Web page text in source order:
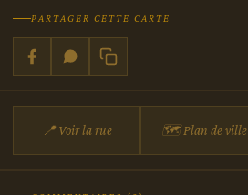
PARTAGER CETTE CARTE
📍 Voir la rue 🗺 Plan de ville